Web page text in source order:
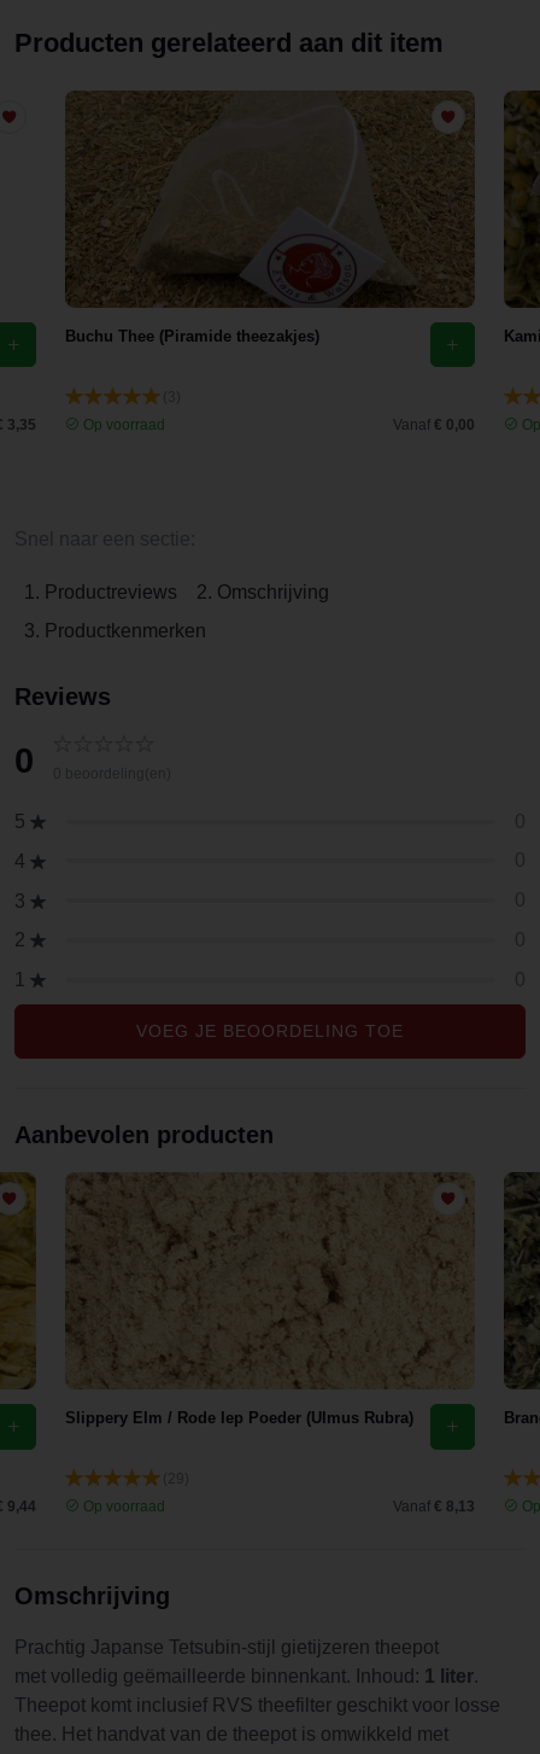
Producten gerelateerd aan dit item
3,35
Buchu Thee (Piramide theezakjes)
Op voorraad
Vanaf € 0,00
1. Productreviews
2. Omschrijving
3. Productkenmerken
Reviews
0
5
4
3
2
1
VOEG JE BEOORDELING TOE
Aanbevolen producten
9,44
Slippery Elm / Rode Iep Poeder (Ulmus Rubra)
Op voorraad
Vanaf € 8,13
Omschrijving
Prachtig Japanse Tetsubin-stijl gietijzeren theepot
met volledig geëmailleerde binnenkant. Inhoud: 1 liter.
Theepot komt inclusief RVS theefilter geschikt voor losse
thee. Het handvat van de theepot is omwikkeld met